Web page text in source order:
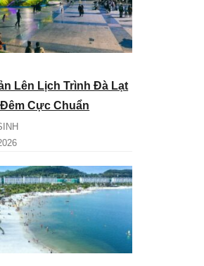
Lên Lịch Trình Đà Lạt
Cực Chuẩn